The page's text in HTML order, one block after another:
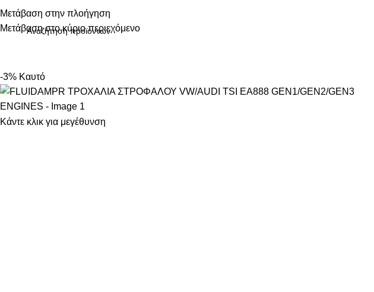
Μετάβαση στην πλοήγηση
Μετάβαση στο κύριο περιεχόμενο
παραγγελίες: 211 75 05 815
-3% Καυτό
Κάντε κλικ για μεγέθυνση